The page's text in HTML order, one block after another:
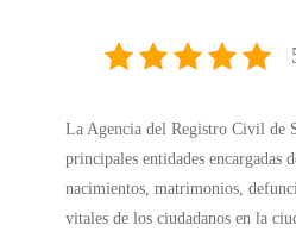
La Agencia del Registro Civil de
principales entidades encargadas
nacimientos, matrimonios,
vitales de los ciudadanos en la